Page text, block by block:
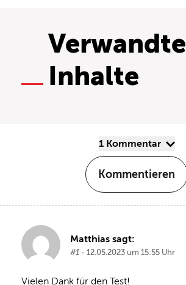
Verwandte
Inhalte
1 Kommentar
Kommentieren
Matthias sagt:
#1 - 12.05.2023 um 15:55 Uhr
Vielen Dank für den Test!